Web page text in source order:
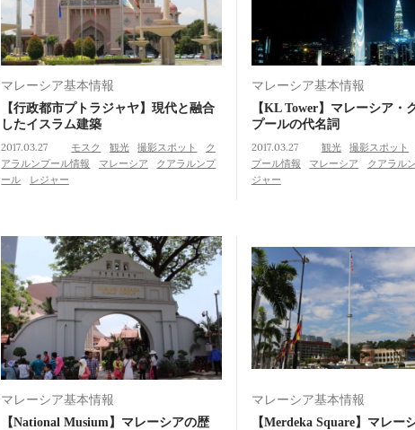
マレーシア基本情報
【行政都市プトラジャヤ】現代と融合
したイスラム建築
2017.03.27 モスク 観光 撮影スポット
ク
アラルンプール情報
マレーシア
クアラルンプ
ール
レジャー
マレーシア基本情報
【KL Tower】マレーシア・
プールの代名詞
2017.03.27 観光 撮影スポット
プール情報
マレーシア クアラル
ジャー
マレーシア基本情報
【National Musium】マレーシアの歴
マレーシア基本情報
【Merdeka Square】マレー